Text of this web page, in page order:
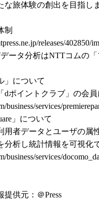
な旅体験の創出を目指し
制
releases/402850/
ータ分析はNTTコムの「
」について
dポイントクラブ」の会
business/services/
」について
用者データとユーザの
分析し統計情報を可視化
business/services/
提供元： ＠Press